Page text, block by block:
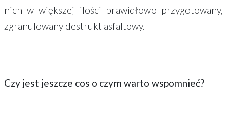
nich w większej ilości prawidłowo przygotowany,
zgranulowany destrukt asfaltowy.
Czy jest jeszcze cos o czym warto wspomnieć?